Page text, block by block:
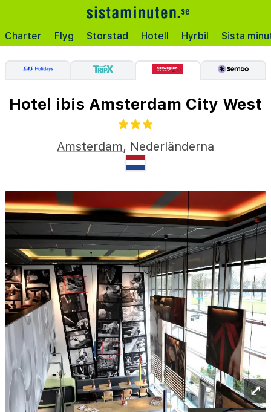
Charter Flyg Storstad Hotell Hyrbil Sista
Hotel ibis Amsterdam City West
Amsterdam, Nederländerna
⤢